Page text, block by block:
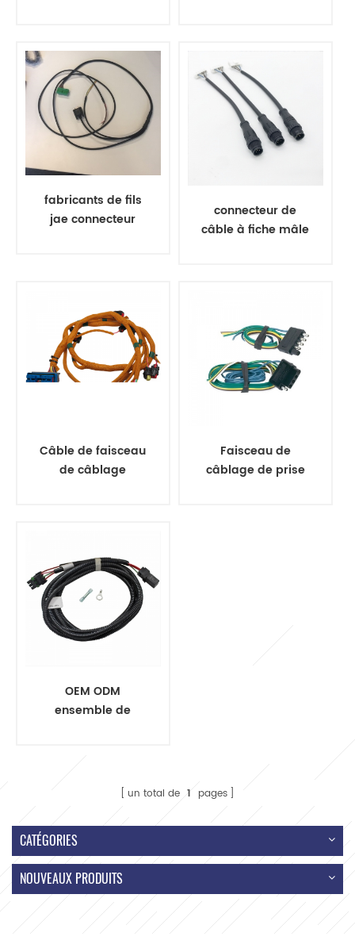
automobiles
fabricants de fils
jae connecteur
connecteur de
câble à fiche mâle
Câble de faisceau
de câblage
Faisceau de
câblage de prise
OEM ODM
ensemble de
voiture de harnaisun total de 1 pages
CATÉGORIES
NOUVEAUX PRODUITS